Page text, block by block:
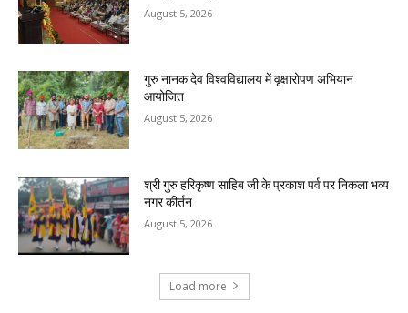
August 5, 2026
गुरु नानक देव विश्वविद्यालय में वृक्षारोपण अभियान
आयोजित
August 5, 2026
श्री गुरु हरिकृष्ण साहिब जी के प्रकाश पर्व पर निकला भव्य
नगर कीर्तन
August 5, 2026
Load more